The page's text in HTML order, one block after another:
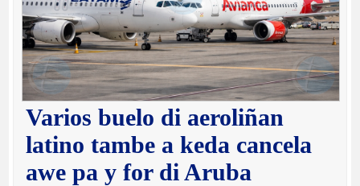
Varios buelo di aeroliñan
latino tambe a keda cancela
awe pa y for di Aruba